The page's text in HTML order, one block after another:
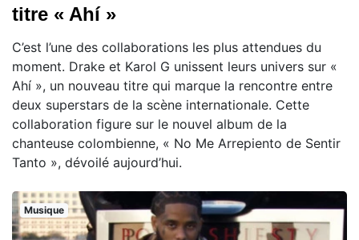
titre « Ahí »
C’est l’une des collaborations les plus attendues du
moment. Drake et Karol G unissent leurs univers sur «
Ahí », un nouveau titre qui marque la rencontre entre
deux superstars de la scène internationale. Cette
collaboration figure sur le nouvel album de la
chanteuse colombienne, « No Me Arrepiento de Sentir
Tanto », dévoilé aujourd’hui.
Musique